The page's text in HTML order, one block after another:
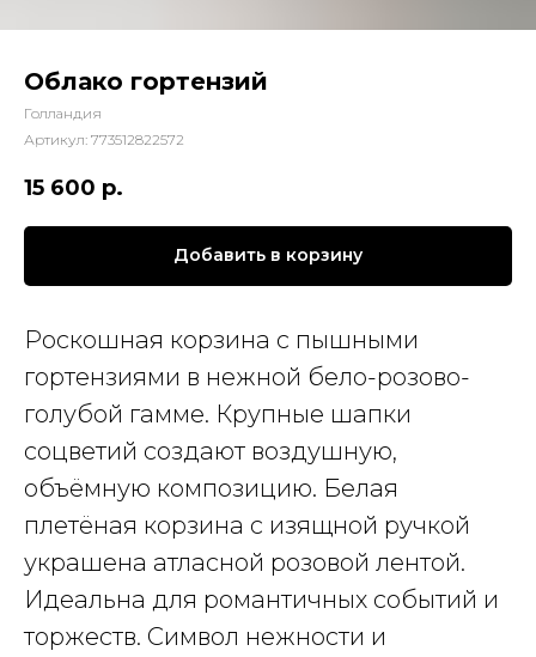
Облако гортензий
Голландия
Артикул: 773512822572
15 600 р.
Добавить в корзину
Роскошная корзина с пышными
гортензиями в нежной бело-розово-
голубой гамме. Крупные шапки
соцветий создают воздушную,
объёмную композицию. Белая
плетёная корзина с изящной ручкой
украшена атласной розовой лентой.
Идеальна для романтичных событий и
торжеств. Символ нежности и